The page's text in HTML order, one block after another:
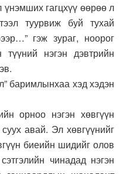
гагцхүү өөрөө л
туурвиж буй тухай
гэж зураг, ноорог
түүний нэгэн дэвтрийн
баримлынхаа хэд хэдэн
орноо нэгэн хөвгүүн
авай. Эл хөвгүүнийг
биеийн шидийг олов
чинадад нэгэн